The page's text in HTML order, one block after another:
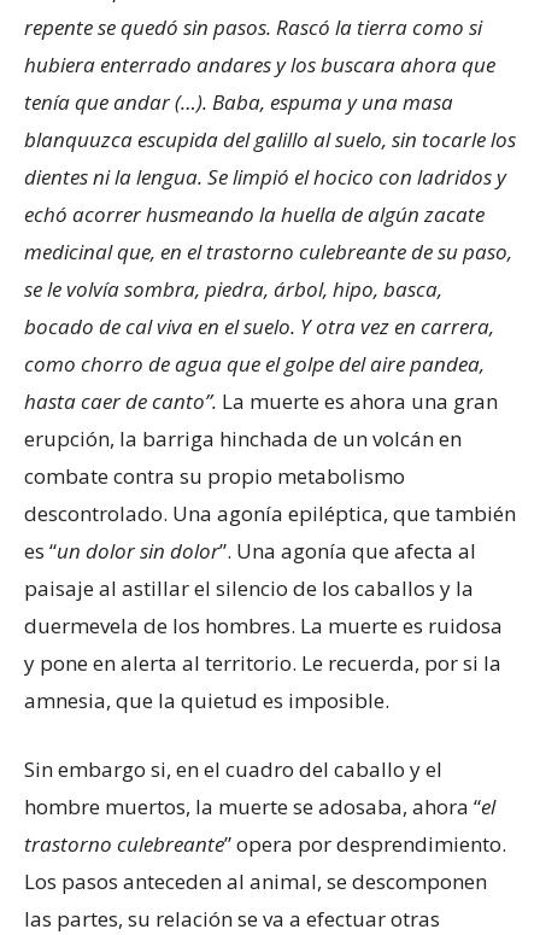
repente se quedó sin pasos. Rascó la tierra como si
hubiera enterrado andares y los buscara ahora que
tenía que andar (…). Baba, espuma y una masa
blanquuzca escupida del galillo al suelo, sin tocarle los
dientes ni la lengua. Se limpió el hocico con ladridos y
echó acorrer husmeando la huella de algún zacate
medicinal que, en el trastorno culebreante de su paso,
se le volvía sombra, piedra, árbol, hipo, basca,
bocado de cal viva en el suelo. Y otra vez en carrera,
como chorro de agua que el golpe del aire pandea,
hasta caer de canto”. La muerte es ahora una gran
erupción, la barriga hinchada de un volcán en
combate contra su propio metabolismo
descontrolado. Una agonía epiléptica, que también
es “un dolor sin dolor”. Una agonía que afecta al
paisaje al astillar el silencio de los caballos y la
duermevela de los hombres. La muerte es ruidosa
y pone en alerta al territorio. Le recuerda, por si la
amnesia, que la quietud es imposible.
Sin embargo si, en el cuadro del caballo y el
hombre muertos, la muerte se adosaba, ahora “el
trastorno culebreante” opera por desprendimiento.
Los pasos anteceden al animal, se descomponen
las partes, su relación se va a efectuar otras